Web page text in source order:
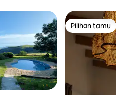
Pilihan tamu
Pilihan tamu